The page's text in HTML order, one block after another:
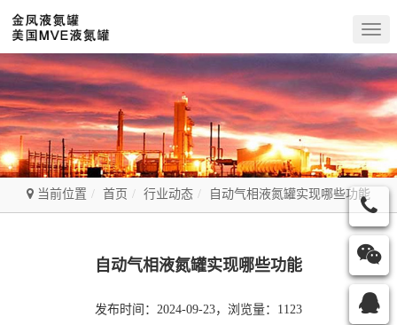
当前位置 首页 行业动态 自动气相液氮罐实现哪些功能
自动气相液氮罐实现哪些功能
发布时间：2024-09-23，浏览量：1123